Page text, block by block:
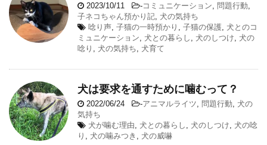
2023/10/11 -コミュニケーション 問題行動
子ネコちゃん預かり記 犬の気持ち
唸り声 子猫の一時預かり 子猫の保護 犬とのコ
ミュニケーション
犬との暮らし 犬のしつけ
犬の
唸り
犬の気持ち 犬育て
犬は要求を通すために噛むって？
2022/06/24 -アニマルライツ 問題行動
犬の
気持ち
犬が噛む理由
犬との暮らし 犬のしつけ
犬の唸
り
犬の噛みつき 犬の威嚇